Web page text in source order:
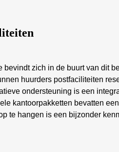
bevindt zich in de buurt van dit
huurders postfaciliteiten
ondersteuning is een
kantoorpakketten bevatten
te hangen is een bijzonder